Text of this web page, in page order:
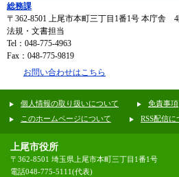
総務課
〒362-8501
上尾市本町三丁目1番1号 本庁舎
法規・文書担当
Tel：048-775-4963
Fax：048-775-9819
お問い合わせはこちら
個人情報の取り扱いについて 免責事項
このホームページについて
RSS配信に
上尾市役所
〒362-8501 埼玉県上尾市本町三丁目1番1号
電話048-775-5111(代表)